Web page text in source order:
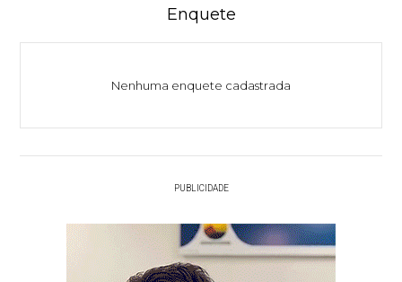
Enquete
Nenhuma enquete cadastrada
PUBLICIDADE